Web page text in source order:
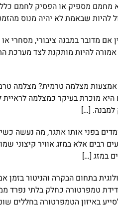
מחמם מספיק או הפסיק לחמם
להיות שבאמת לא יהיה מנוס
אם מדובר במבנה ציבורי,
להיות מותקנת לצד מערכת
אמצעות מצלמה טרמית? מצלמה
מוכרת בעיקר כמצלמה לראיית
למבנה. […]
רבים אלא במזג אוויר קיצוני
במזג […]
בתחום הבקרה והניטור בזמן
טמפרטורה כחלק בלתי נפרד
באיזון הטמפרטורה בחללים